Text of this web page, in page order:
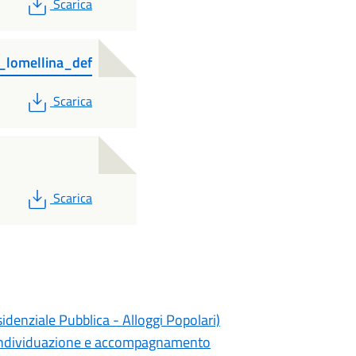
Scarica
PDF
Scarica
PDF
Scarica
Pubblica - Alloggi Popolari)
e accompagnamento